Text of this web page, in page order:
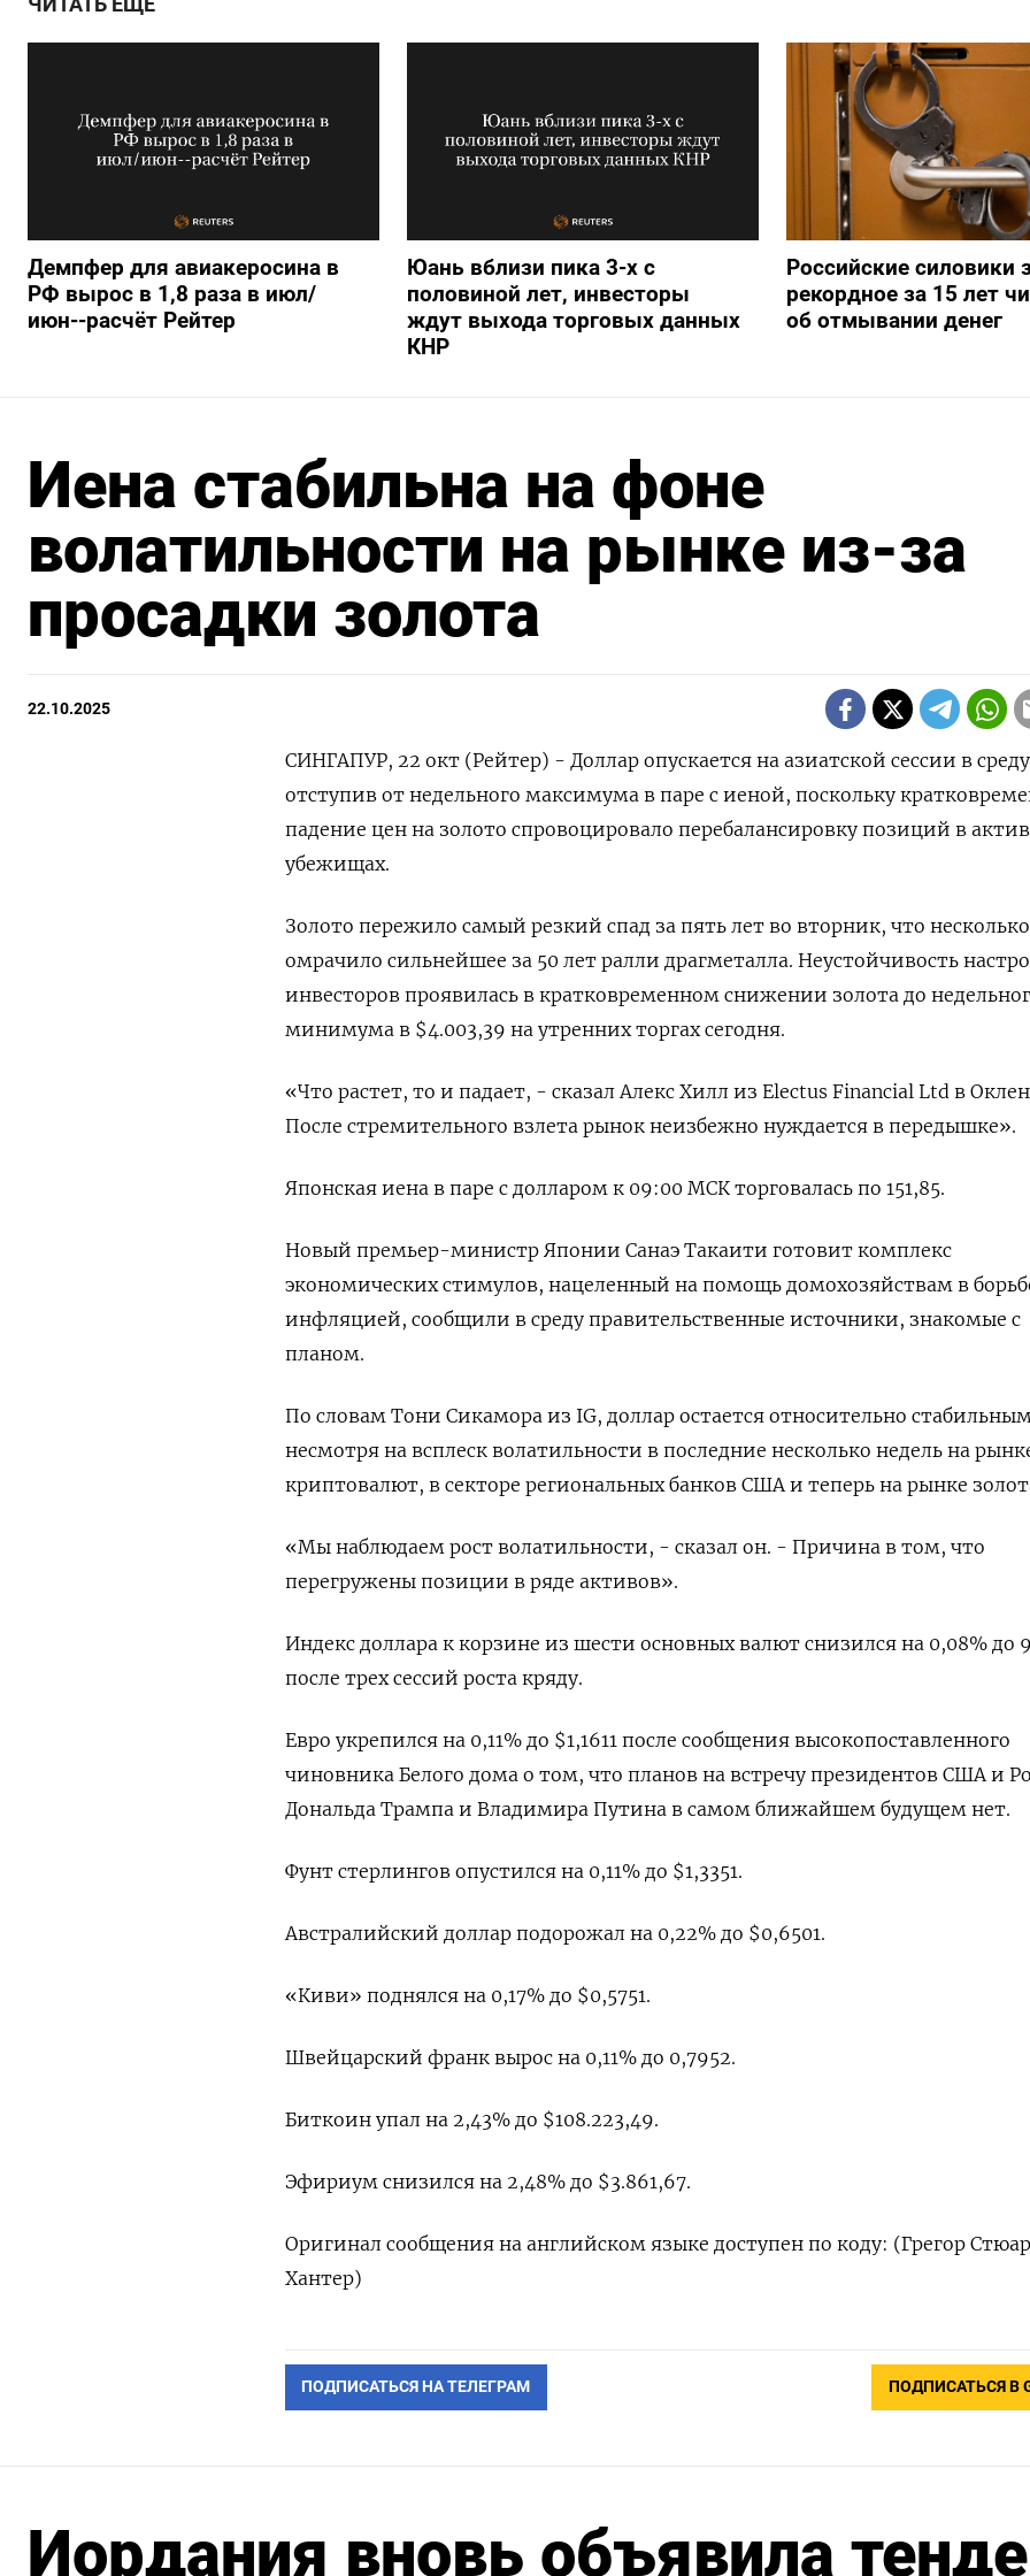
ЧИТАТЬ ЕЩЕ
Демпфер для авиакеросина в
РФ вырос в 1,8 раза в июл/
июн--расчёт Рейтер
Юань вблизи пика 3-х с
половиной лет, инвесторы
ждут выхода торговых данных
КНР
Российские силовики
рекордное за 15 лет
об отмывании денег
Иена стабильна на фоне
волатильности на рынке из-за
просадки золота
22.10.2025
СИНГАПУР, 22 окт (Рейтер) - Доллар опускается на азиатской сессии в
отступив от недельного максимума в паре с иеной, поскольку
падение цен на золото спровоцировало перебалансировку позиций в
убежищах.
Золото пережило самый резкий спад за пять лет во вторник, что несколько
омрачило сильнейшее за 50 лет ралли драгметалла. Неустойчивость
инвесторов проявилась в кратковременном снижении золота до
минимума в $4.003,39 на утренних торгах сегодня.
«Что растет, то и падает, - сказал Алекс Хилл из Electus Financial Ltd в
После стремительного взлета рынок неизбежно нуждается в передышке».
Японская иена в паре с долларом к 09:00 МСК торговалась по 151,85.
Новый премьер-министр Японии Санаэ Такаити готовит комплекс
экономических стимулов, нацеленный на помощь домохозяйствам в
инфляцией, сообщили в среду правительственные источники, знакомые с
планом.
По словам Тони Сикамора из IG, доллар остается относительно
несмотря на всплеск волатильности в последние несколько недель на
криптовалют, в секторе региональных банков США и теперь на рынке
«Мы наблюдаем рост волатильности, - сказал он. - Причина в том, что
перегружены позиции в ряде активов».
Индекс доллара к корзине из шести основных валют снизился на 0,08% до
после трех сессий роста кряду.
Евро укрепился на 0,11% до $1,1611​ после сообщения высокопоставленного
чиновника Белого дома о том, что планов на встречу президентов США и
Дональда Трампа и Владимира Путина в самом ближайшем будущем нет.
Фунт стерлингов опустился на 0,11% до $1,3351​.
Австралийский доллар подорожал на 0,22% до $0,6501​.
«Киви» поднялся на 0,17% до $0,5751​.
Швейцарский франк вырос на 0,11% до 0,7952​.
Биткоин упал на 2,43% до $108.223,49.
Эфириум снизился на 2,48% до $3.861,67.
Оригинал сообщения на английском языке доступен по коду: (Грегор
Хантер)
ПОДПИСАТЬСЯ НА ТЕЛЕГРАМ ПОДПИСАТЬСЯ В
Иордания вновь объявила